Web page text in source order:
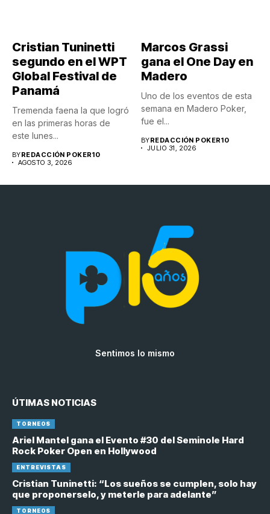
Cristian Tuninetti
segundo en el WPT
Global Festival de
Panamá
Tremenda faena la que logró
en las primeras horas de
este lunes...
BYREDACCIÓN POKER10
AGOSTO 3, 2026
Marcos Grassi
gana el One Day en
Madero
Uno de los eventos de esta
semana en Madero Poker,
fue el...
BYREDACCIÓN POKER10
JULIO 31, 2026
Sentimos lo mismo
ÚTIMAS NOTICIAS
TORNEOS
Ariel Mantel gana el Evento #30 del Seminole Hard
Rock Poker Open en Hollywood
ENTREVISTAS
Cristian Tuninetti: “Los sueños se cumplen, solo hay
que proponerselo, y meterle para adelante”
TORNEOS